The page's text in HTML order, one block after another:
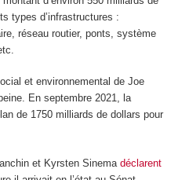
types d’infrastructures :
réseau routier, ponts, système
et environnemental de Joe
En septembre 2021, la
de 1750 milliards de dollars pour
et Kyrsten Sinema déclarent